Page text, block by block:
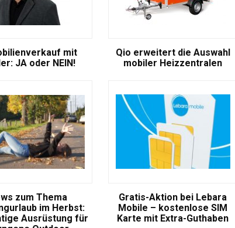
mit
JA oder NEIN!
Qio erweitert die Auswahl
mobiler Heizzentralen
zum Thema
im Herbst:
Ausrüstung für
Gratis-Aktion bei Lebara
Mobile – kostenlose SIM
Karte mit Extra-Guthaben